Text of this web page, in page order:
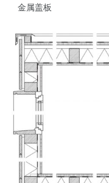
金属盖板